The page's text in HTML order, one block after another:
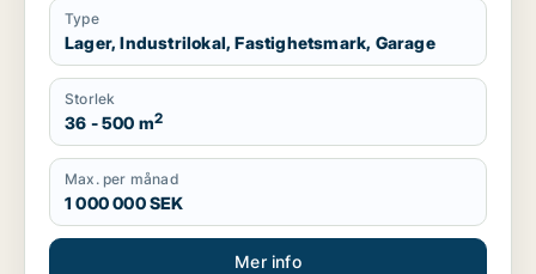
Type
Lager, Industrilokal, Fastighetsmark, Garage
Storlek
36 - 500 m2
Max. per månad
1 000 000 SEK
Mer info